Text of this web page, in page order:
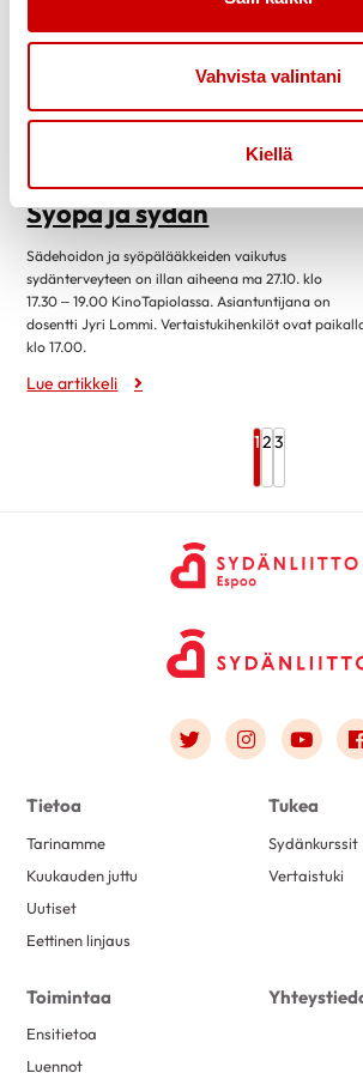
Vahvista valintani
Kiellä
korjaa sydäntä. (mm. läppäkirurgia, kenelle
ohitusleikkaus, tahdistin vai ei, sydämen siirto,
Vertaistukihenkilöt ovat paikalla jo klo 17.00, luento
tallenneta.
Syöpä ja sydän
Sädehoidon ja syöpälääkkeiden vaikutus
sydänterveyteen on illan aiheena ma 27.10. klo
17.30 – 19.00 KinoTapiolassa. Asiantuntijana on
dosentti Jyri Lommi. Vertaistukihenkilöt ovat
klo 17.00.
Lue artikkeli
123
Link to twitter
Link to Link
Tietoa
Tarinamme
Kuukauden juttu
Uutiset
Eettinen linjaus
Tukea
Sydänkurssit
Vertaistuki
Toimintaa
Ensitietoa
Luennot